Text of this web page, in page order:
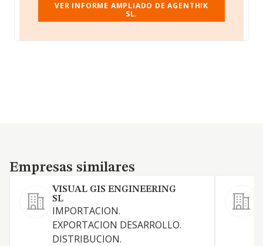
VER INFORME AMPLIADO DE AGENTHIK
SL.
Empresas similares
Empresas similares
VISUAL GIS ENGINEERING
SL
IMPORTACION.
EXPORTACION DESARROLLO.
DISTRIBUCION.